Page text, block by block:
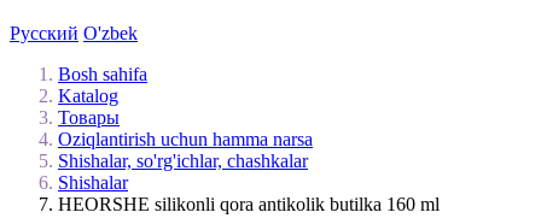
Русский O'zbek
Bosh sahifa
Katalog
Товары
Oziqlantirish uchun hamma narsa
Shishalar, so'rg'ichlar, chashkalar
Shishalar
HEORSHE silikonli qora antikolik butilka 160 ml